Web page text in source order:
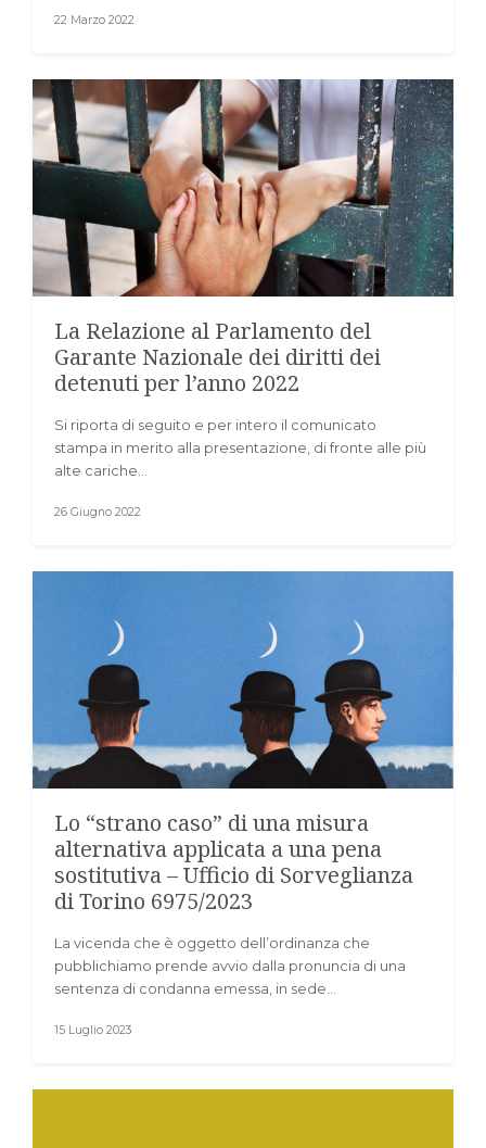
22 Marzo 2022
La Relazione al Parlamento del
Garante Nazionale dei diritti dei
detenuti per l’anno 2022
Si riporta di seguito e per intero il comunicato
stampa in merito alla presentazione, di fronte alle più
alte cariche…
26 Giugno 2022
Lo “strano caso” di una misura
alternativa applicata a una pena
sostitutiva – Ufficio di Sorveglianza
di Torino 6975/2023
La vicenda che è oggetto dell’ordinanza che
pubblichiamo prende avvio dalla pronuncia di una
sentenza di condanna emessa, in sede…
15 Luglio 2023